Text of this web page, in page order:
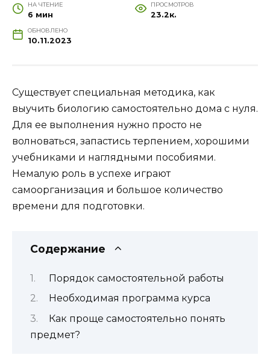
НА ЧТЕНИЕ
6 мин
ПРОСМОТРОВ
23.2к.
ОБНОВЛЕНО
10.11.2023
Существует специальная методика, как
выучить биологию самостоятельно дома с нуля.
Для ее выполнения нужно просто не
волноваться, запастись терпением, хорошими
учебниками и наглядными пособиями.
Немалую роль в успехе играют
самоорганизация и большое количество
времени для подготовки.
Содержание
Порядок самостоятельной работы
Необходимая программа курса
Как проще самостоятельно понять
предмет?